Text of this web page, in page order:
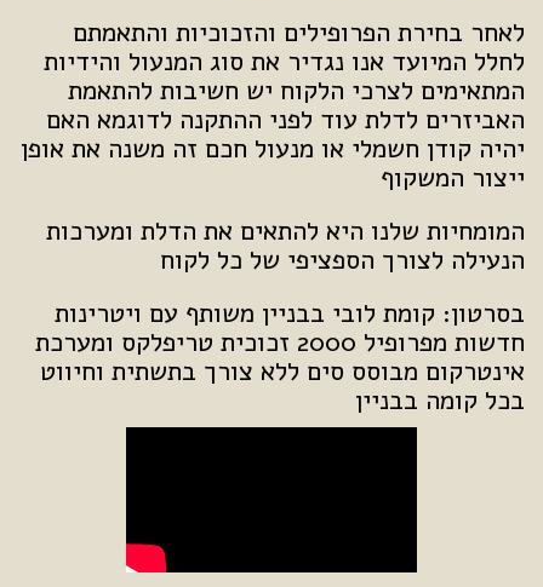
לאחר בחירת הפרופילים והזכוכיות והתאמתם
לחלל המיועד אנו נגדיר את סוג המנעול והידיות
המתאימים לצרכי הלקוח יש חשיבות להתאמת
האביזרים לדלת עוד לפני ההתקנה לדוגמא האם
יהיה קודן חשמלי או מנעול חכם זה משנה את אופן
ייצור המשקוף
המומחיות שלנו היא להתאים את הדלת ומערכות
הנעילה לצורך הספציפי של כל לקוח
בסרטון: קומת לובי בבניין משותף עם ויטרינות
חדשות מפרופיל 2000 זכוכית טריפלקס ומערכת
אינטרקום מבוסס סים ללא צורך בתשתית וחיווט
בכל קומה בבניין